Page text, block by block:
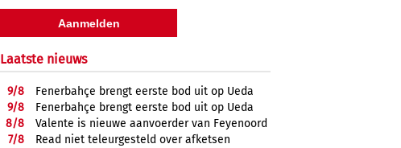
Laatste nieuws
9/8
Fenerbahçe brengt eerste bod uit op Ueda
9/8
Fenerbahçe brengt eerste bod uit op Ueda
8/8
Valente is nieuwe aanvoerder van Feyenoord
7/8
Read niet teleurgesteld over afketsen